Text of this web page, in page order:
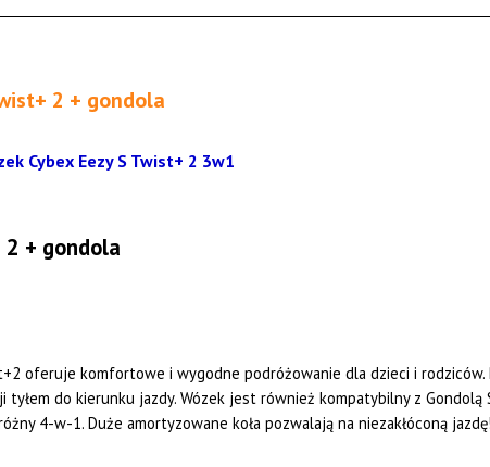
2 + gondola
2 + gondola
oferuje komfortowe i wygodne podróżowanie dla dzieci i
tyłem do kierunku jazdy. Wózek jest również kompatybilny z
4-w-1. Duże amortyzowane koła pozwalają na niezakłóconą jazdę!